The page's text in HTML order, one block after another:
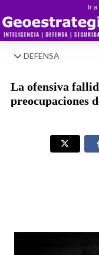
Ir a
DEFENSA
La ofensiva
preocupaciones